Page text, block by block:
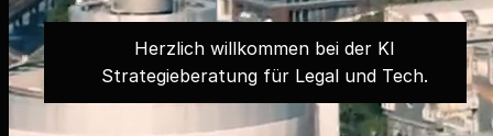
Herzlich willkommen bei der KI
Strategieberatung für Legal und Tech.